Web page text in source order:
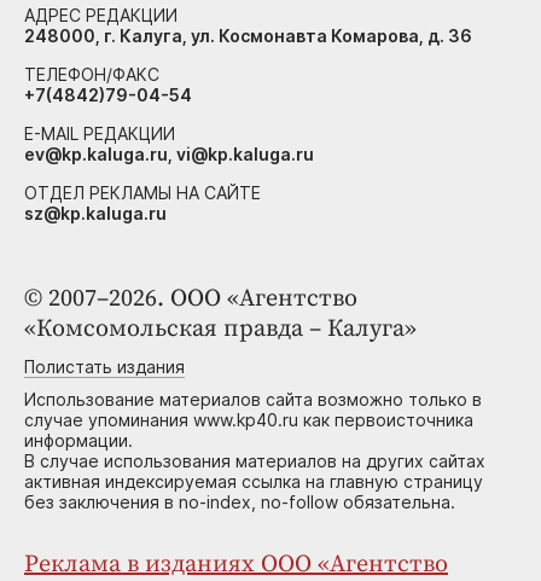
© 2007–2026. ООО «Агентство
«Комсомольская правда – Калуга»
Полистать издания
Использование материалов сайта возможно только в
случае упоминания www.kp40.ru как первоисточника
информации.
В случае использования материалов на других сайтах
активная индексируемая ссылка на главную страницу
без заключения в no-index, no-follow обязательна.
Реклама в изданиях ООО «Агентство
АДРЕС РЕДАКЦИИ
248000, г. Калуга, ул. Космонавта Комарова, д. 36
ТЕЛЕФОН/ФАКС
+7(4842)79-04-54
E-MAIL РЕДАКЦИИ
ev@kp.kaluga.ru, vi@kp.kaluga.ru
ОТДЕЛ РЕКЛАМЫ НА САЙТЕ
sz@kp.kaluga.ru